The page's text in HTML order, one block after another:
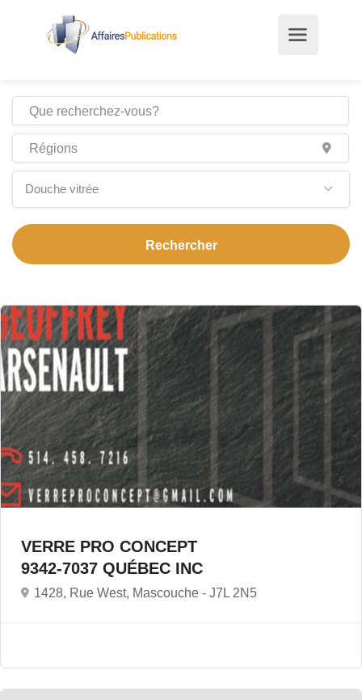
Douche vitrée
VERRE PRO CONCEPT
9342-7037 QUÉBEC INC
1428, Rue West, Mascouche - J7L 2N5